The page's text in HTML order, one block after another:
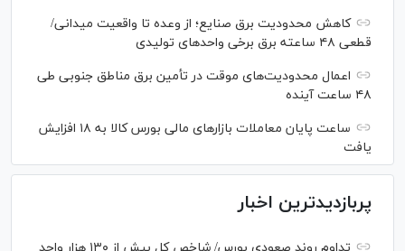
کاهش محدودیت برق صنایع؛ از وعده تا واقعیت میدانی/
قطعی ۴۸ ساعته برق برخی واحد‌های تولیدی
اعمال محدودیت‌های موقت در تأمین برق مناطق جنوبی طی
۴۸ ساعت آینده
ساعت پایان معاملات بازار‌های مالی بورس کالا به ۱۸ افزایش
یافت
پربازدیدترین اخبار
تداوم روند صعودی بورس/ شاخص کل بیش از ۱۳۰ هزار واحد